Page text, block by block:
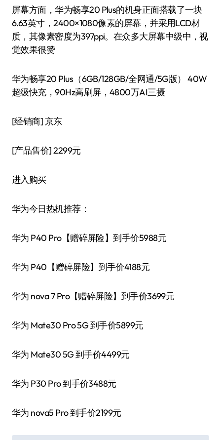
屏幕方面，华为畅享20 Plus的机身正面搭载了一块
6.63英寸，2400×1080像素的屏幕，并采用LCD材
质，其像素密度为397ppi。在众多大屏幕中级中，视
觉效果很赞
华为畅享20 Plus（6GB/128GB/全网通/5G版） 40W
超级快充，90Hz高刷屏，4800万AI三摄
[经销商]京东
[产品售价]2299元
进入购买
华为今日热机推荐：
华为 P40 Pro【赠碎屏险】到手价5988元
华为 P40【赠碎屏险】到手价4188元
华为 nova 7 Pro【赠碎屏险】到手价3699元
华为 Mate30 Pro 5G 到手价5899元
华为 Mate30 5G 到手价4499元
华为 P30 Pro 到手价3488元
华为 nova5 Pro 到手价2199元